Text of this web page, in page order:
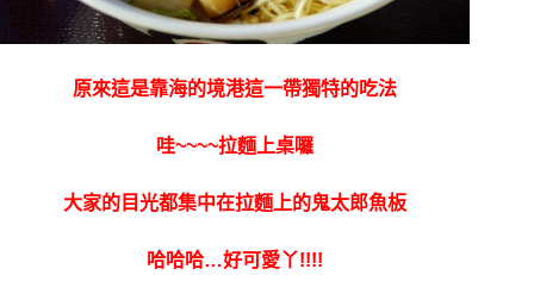
原來這是靠海的境港這一帶獨特的吃法
哇~~~~拉麵上桌囉
大家的目光都集中在拉麵上的鬼太郎魚板
哈哈哈…好可愛丫!!!!